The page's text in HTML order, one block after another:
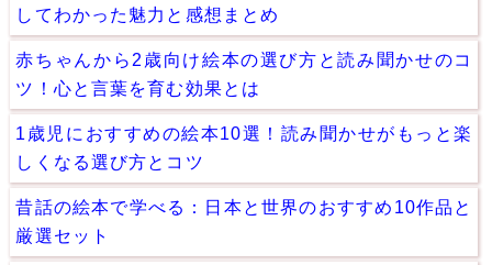
してわかった魅力と感想まとめ
赤ちゃんから2歳向け絵本の選び方と読み聞かせのコ
ツ！心と言葉を育む効果とは
1歳児におすすめの絵本10選！読み聞かせがもっと楽
しくなる選び方とコツ
昔話の絵本で学べる：日本と世界のおすすめ10作品と
厳選セット